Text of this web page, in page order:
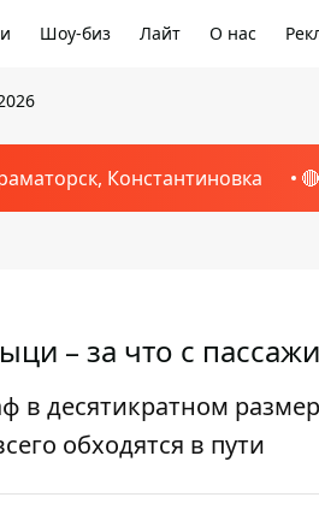
Шоу-биз Лайт О нас
Константиновка
– за что с
десятикратном
обходятся в пути